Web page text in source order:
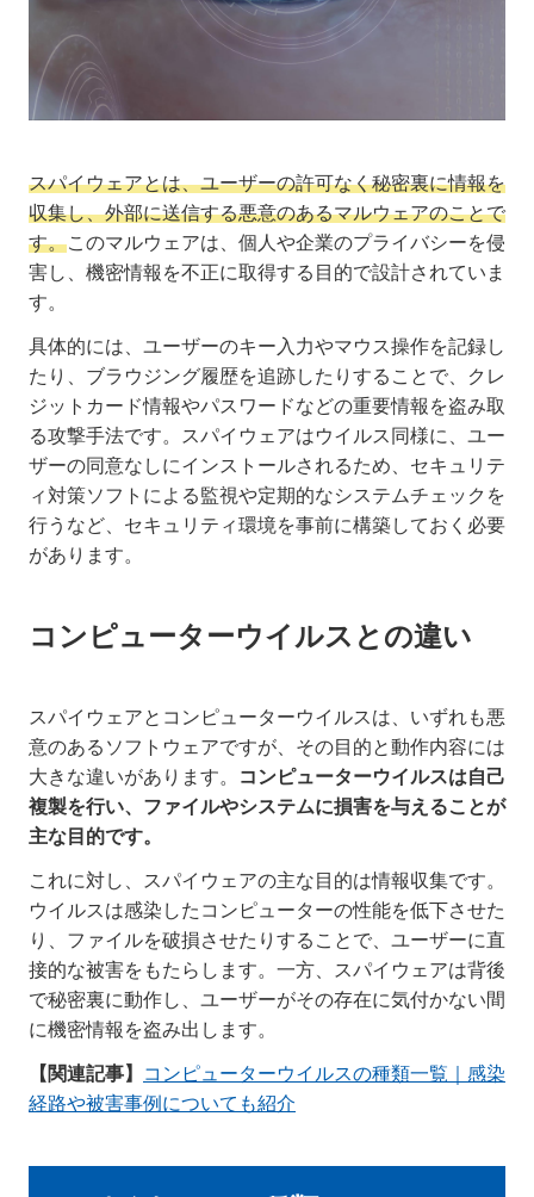
スパイウェアとは、ユーザーの許可なく秘密裏に情報を
収集し、外部に送信する悪意のあるマルウェアのことで
す。このマルウェアは、個人や企業のプライバシーを侵
害し、機密情報を不正に取得する目的で設計されていま
す。
具体的には、ユーザーのキー入力やマウス操作を記録し
たり、ブラウジング履歴を追跡したりすることで、クレ
ジットカード情報やパスワードなどの重要情報を盗み取
る攻撃手法です。スパイウェアはウイルス同様に、ユー
ザーの同意なしにインストールされるため、セキュリテ
ィ対策ソフトによる監視や定期的なシステムチェックを
行うなど、セキュリティ環境を事前に構築しておく必要
があります。
コンピューターウイルスとの違い
スパイウェアとコンピューターウイルスは、いずれも悪
意のあるソフトウェアですが、その目的と動作内容には
大きな違いがあります。
コンピューターウイルスは自己
複製を行い、ファイルやシステムに損害を与えることが
主な目的です。
これに対し、スパイウェアの主な目的は情報収集です。
ウイルスは感染したコンピューターの性能を低下させた
り、ファイルを破損させたりすることで、ユーザーに直
接的な被害をもたらします。一方、スパイウェアは背後
で秘密裏に動作し、ユーザーがその存在に気付かない間
に機密情報を盗み出します。
【関連記事】
コンピューターウイルスの種類一覧｜感染
経路や被害事例についても紹介